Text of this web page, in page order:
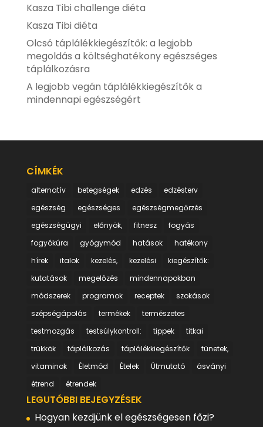
Kasza Tibi challenge diéta
Kasza Tibi diéta
Olcsó táplálékkiegészítők: a legjobb
megoldás a költséghatékony egészséges
táplálkozásra
A legjobb vegán táplálékkiegészítők a
mindennapi egészségért
CÍMKÉK
alternatív betegségek edzés
edzésterv
egészség
egészséges
egészségmegőrzés
egészségügyi
előnyök, fitnesz
fogyás
fogyókúra
gyógymód hatások
hatékony
hírek
italok kezelés, kezelési
kiegészítők:
kutatások
megelőzés
mindennapokban
módszerek
programok receptek
szokások
szépségápolás
termékek
természetes
testmozgás
testsúlykontroll: tippek
titkai
trükkök
táplálkozás táplálékkiegészítők
tünetek,
vitaminok
Életmód Ételek Útmutató
ásványi
étrend
étrendek
LEGUTÓBBI BEJEGYZÉSEK
Hogyan kezdjünk el egészségesen főzi?